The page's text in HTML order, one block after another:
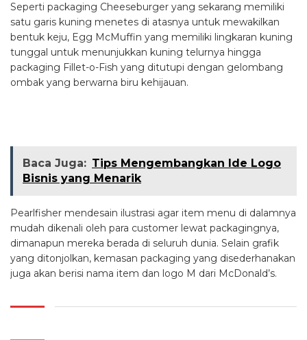
Seperti packaging Cheeseburger yang sekarang memiliki
satu garis kuning menetes di atasnya untuk mewakilkan
bentuk keju, Egg McMuffin yang memiliki lingkaran kuning
tunggal untuk menunjukkan kuning telurnya hingga
packaging Fillet-o-Fish yang ditutupi dengan gelombang
ombak yang berwarna biru kehijauan.
Baca Juga: Tips Mengembangkan Ide Logo
Bisnis yang Menarik
Pearlfisher mendesain ilustrasi agar item menu di dalamnya
mudah dikenali oleh para customer lewat packagingnya,
dimanapun mereka berada di seluruh dunia. Selain grafik
yang ditonjolkan, kemasan packaging yang disederhanakan
juga akan berisi nama item dan logo M dari McDonald’s.